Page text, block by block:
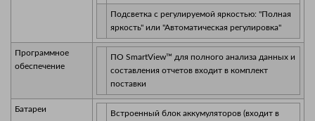
Подсветка с регулируемой яркостью: "Полная
яркость" или "Автоматическая регулировка"
Программное
обеспечение
ПО SmartView™ для полного анализа данных и
составления отчетов входит в комплект
поставки
Батареи
Встроенный блок аккумуляторов (входит в